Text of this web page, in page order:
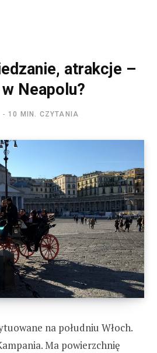
atrakcje –
Neapolu?
10 MIN. CZYTANIA
na południu Włoch.
Ma powierzchnię